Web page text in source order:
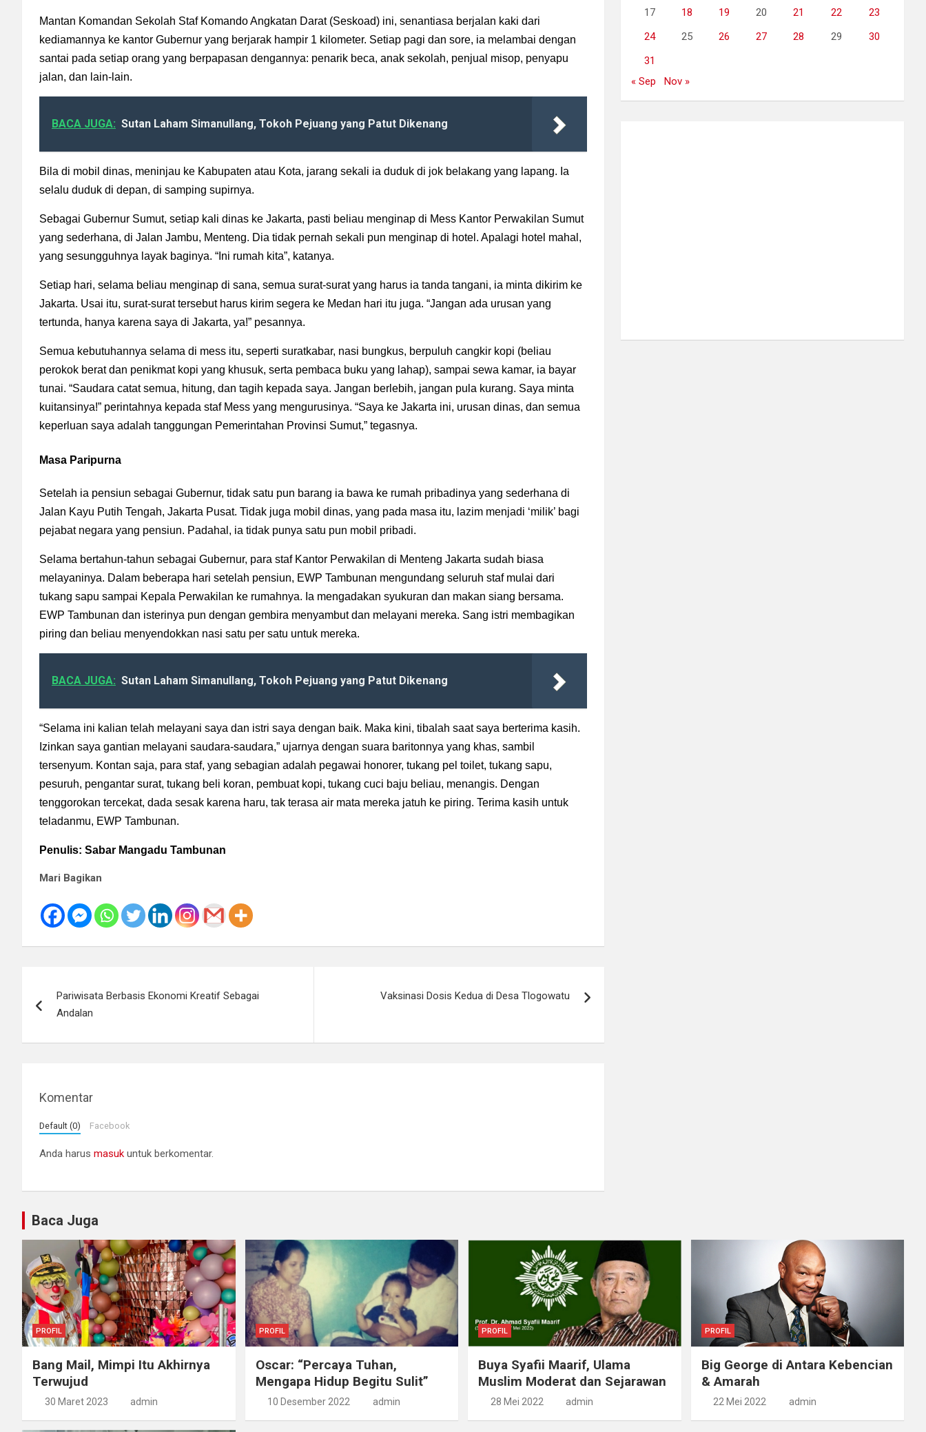
Mantan Komandan Sekolah Staf Komando Angkatan Darat (Seskoad) ini, senantiasa berjalan kaki dari
kediamannya ke kantor Gubernur yang berjarak hampir 1 kilometer. Setiap pagi dan sore, ia melambai dengan
santai pada setiap orang yang berpapasan dengannya: penarik beca, anak sekolah, penjual misop, penyapu
jalan, dan lain-lain.
BACA JUGA: Sutan Laham Simanullang, Tokoh Pejuang yang Patut Dikenang
Bila di mobil dinas, meninjau ke Kabupaten atau Kota, jarang sekali ia duduk di jok belakang yang lapang. Ia
selalu duduk di depan, di samping supirnya.
Sebagai Gubernur Sumut, setiap kali dinas ke Jakarta, pasti beliau menginap di Mess Kantor Perwakilan Sumut
yang sederhana, di Jalan Jambu, Menteng. Dia tidak pernah sekali pun menginap di hotel. Apalagi hotel mahal,
yang sesungguhnya layak baginya. “Ini rumah kita”, katanya.
Setiap hari, selama beliau menginap di sana, semua surat-surat yang harus ia tanda tangani, ia minta dikirim ke
Jakarta. Usai itu, surat-surat tersebut harus kirim segera ke Medan hari itu juga. “Jangan ada urusan yang
tertunda, hanya karena saya di Jakarta, ya!” pesannya.
Semua kebutuhannya selama di mess itu, seperti suratkabar, nasi bungkus, berpuluh cangkir kopi (beliau
perokok berat dan penikmat kopi yang khusuk, serta pembaca buku yang lahap), sampai sewa kamar, ia bayar
tunai. “Saudara catat semua, hitung, dan tagih kepada saya. Jangan berlebih, jangan pula kurang. Saya minta
kuitansinya!” perintahnya kepada staf Mess yang mengurusinya. “Saya ke Jakarta ini, urusan dinas, dan semua
keperluan saya adalah tanggungan Pemerintahan Provinsi Sumut,” tegasnya.
Masa Paripurna
Setelah ia pensiun sebagai Gubernur, tidak satu pun barang ia bawa ke rumah pribadinya yang sederhana di
Jalan Kayu Putih Tengah, Jakarta Pusat. Tidak juga mobil dinas, yang pada masa itu, lazim menjadi ‘milik’ bagi
pejabat negara yang pensiun. Padahal, ia tidak punya satu pun mobil pribadi.
Selama bertahun-tahun sebagai Gubernur, para staf Kantor Perwakilan di Menteng Jakarta sudah biasa
melayaninya. Dalam beberapa hari setelah pensiun, EWP Tambunan mengundang seluruh staf mulai dari
tukang sapu sampai Kepala Perwakilan ke rumahnya. Ia mengadakan syukuran dan makan siang bersama.
EWP Tambunan dan isterinya pun dengan gembira menyambut dan melayani mereka. Sang istri membagikan
piring dan beliau menyendokkan nasi satu per satu untuk mereka.
BACA JUGA: Sutan Laham Simanullang, Tokoh Pejuang yang Patut Dikenang
“Selama ini kalian telah melayani saya dan istri saya dengan baik. Maka kini, tibalah saat saya berterima kasih.
Izinkan saya gantian melayani saudara-saudara,” ujarnya dengan suara baritonnya yang khas, sambil
tersenyum. Kontan saja, para staf, yang sebagian adalah pegawai honorer, tukang pel toilet, tukang sapu,
pesuruh, pengantar surat, tukang beli koran, pembuat kopi, tukang cuci baju beliau, menangis. Dengan
tenggorokan tercekat, dada sesak karena haru, tak terasa air mata mereka jatuh ke piring. Terima kasih untuk
teladanmu, EWP Tambunan.
Penulis: Sabar Mangadu Tambunan
Mari Bagikan
posPariwisata Berbasis Ekonomi Kreatif Sebagai
Andalan
Vaksinasi Dosis Kedua di Desa Tlogowatu
Komentar
Default (0) Facebook
Anda harus masuk untuk berkomentar.
17
18 19 20 21 22
23
24
25 26 27 28 29
30
31
« Sep
Nov »
Baca Juga
PROFIL
Bang Mail, Mimpi Itu Akhirnya
Terwujud
30 Maret 2023 admin
PROFIL
Oscar: “Percaya Tuhan,
Mengapa Hidup Begitu Sulit”
10 Desember 2022 admin
PROFIL
Buya Syafii Maarif, Ulama
Muslim Moderat dan Sejarawan
28 Mei 2022 admin
PROFIL
Big George di Antara Kebencian
& Amarah
22 Mei 2022 admin